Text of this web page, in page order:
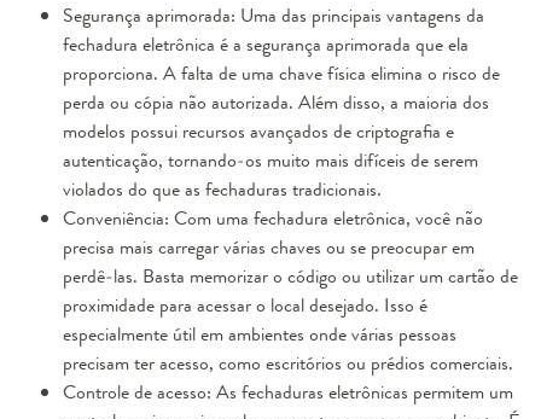
Segurança aprimorada: Uma das principais vantagens da
fechadura eletrônica é a segurança aprimorada que ela
proporciona. A falta de uma chave física elimina o risco de
perda ou cópia não autorizada. Além disso, a maioria dos
modelos possui recursos avançados de criptografia e
autenticação, tornando-os muito mais difíceis de serem
violados do que as fechaduras tradicionais.
Conveniência: Com uma fechadura eletrônica, você não
precisa mais carregar várias chaves ou se preocupar em
perdê-las. Basta memorizar o código ou utilizar um cartão de
proximidade para acessar o local desejado. Isso é
especialmente útil em ambientes onde várias pessoas
precisam ter acesso, como escritórios ou prédios comerciais.
Controle de acesso: As fechaduras eletrônicas permitem um